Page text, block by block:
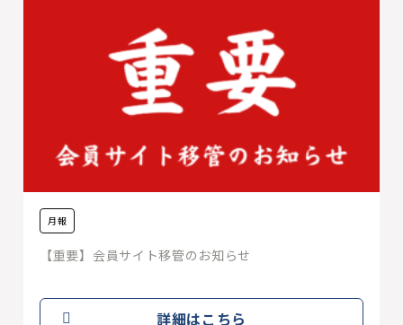
月報
【重要】会員サイト移管のお知らせ
詳細はこちら